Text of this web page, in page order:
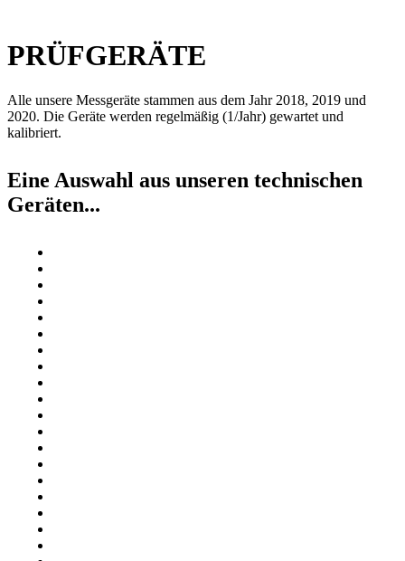
PRÜFGERÄTE
Alle unsere Messgeräte stammen aus dem Jahr 2018, 2019 und
2020. Die Geräte werden regelmäßig (1/Jahr) gewartet und
kalibriert.
Eine Auswahl aus unseren technischen
Geräten...